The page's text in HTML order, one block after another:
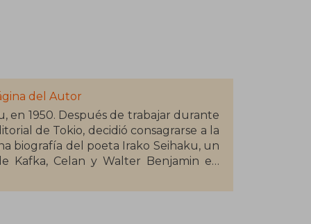
del Autor
en 1950. Después de trabajar durante
de Tokio, decidió consagrarse a la
biografía del poeta Irako Seihaku, un
Kafka, Celan y Walter Benjamin en
y el libro de poemas Kurumi no
las nueces). Es profesor de Ciencia